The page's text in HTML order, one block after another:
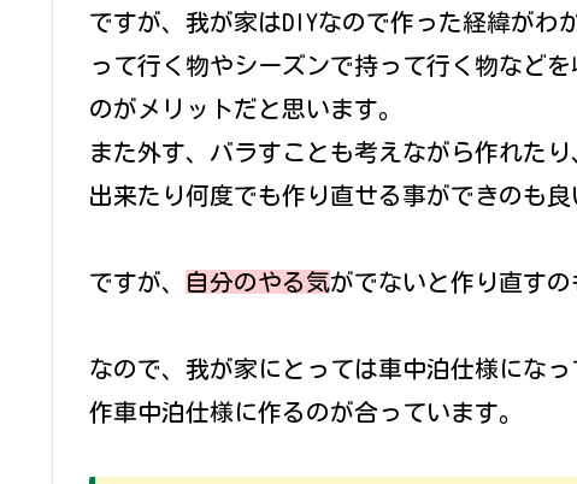
ですが、我が家はDIYなので作った経緯がわ
って行く物やシーズンで持って行く物など
のがメリットだと思います。
また外す、バラすことも考えながら作れた
出来たり何度でも作り直せる事ができのも良
ですが、 自分のやる気がでないと作り直すの
なので、我が家にとっては車中泊仕様にな
作車中泊仕様に作るのが合っています。